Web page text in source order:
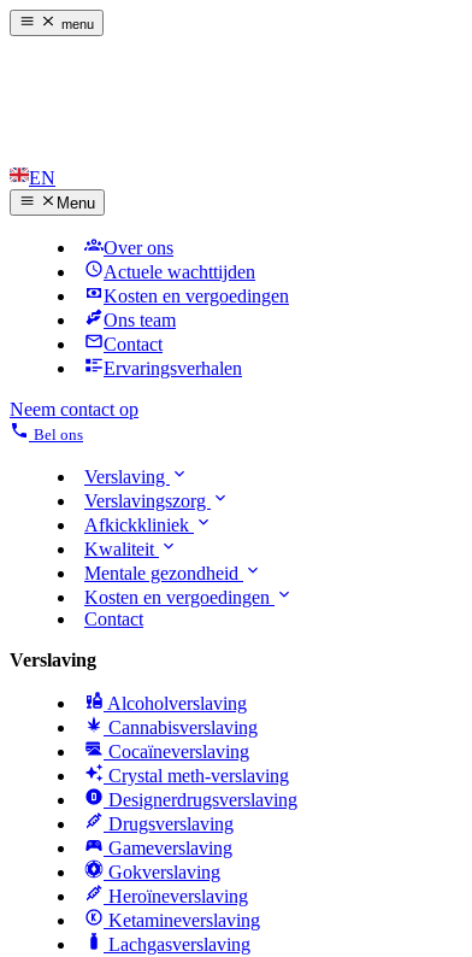
menu
EN
Menu
Over ons
Actuele wachttijden
Kosten en vergoedingen
Ons team
Contact
Ervaringsverhalen
Neem contact op
Bel ons
Verslaving
Verslavingszorg
Afkickkliniek
Kwaliteit
Mentale gezondheid
Kosten en vergoedingen
Contact
Verslaving
Alcoholverslaving
Cannabisverslaving
Cocaïneverslaving
Crystal meth-verslaving
Designerdrugsverslaving
Drugsverslaving
Gameverslaving
Gokverslaving
Heroïneverslaving
Ketamineverslaving
Lachgasverslaving